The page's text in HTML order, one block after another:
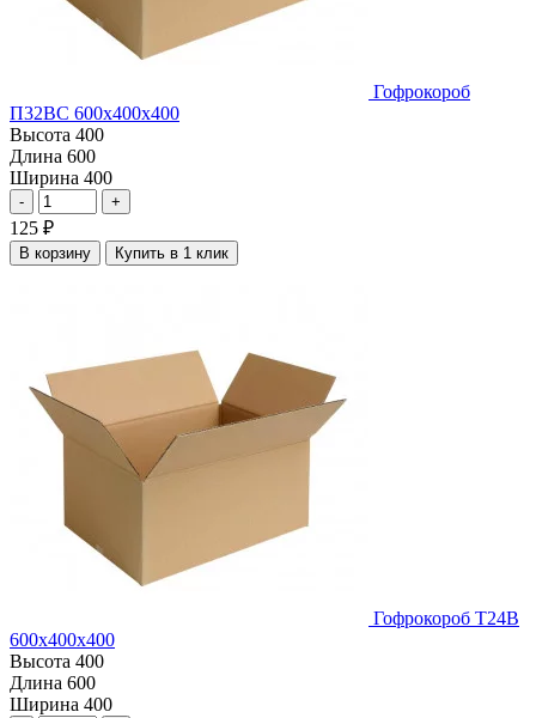
Гофрокороб
П32ВС 600х400х400
Высота 400
Длина 600
Ширина 400
- +
125 ₽
В корзину Купить в 1 клик
Гофрокороб Т24В
600х400х400
Высота 400
Длина 600
Ширина 400